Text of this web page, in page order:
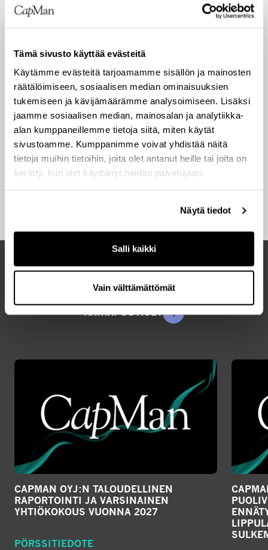
Tämä sivusto käyttää evästeitä
Käytämme evästeitä tarjoamamme sisällön ja mainosten
räätälöimiseen, sosiaalisen median ominaisuuksien
tukemiseen ja kävijämäärämme analysoimiseen. Lisäksi
jaamme sosiaalisen median, mainosalan ja analytiikka-
alan kumppaneillemme tietoja siitä, miten käytät
sivustoamme. Kumppanimme voivat yhdistää näitä
tietoja muihin tietoihin, joita olet antanut heille tai joita on
kerätty, kun olet käyttänyt heidän palvelujaan.
Näytä tiedot
Salli kaikki
Vain välttämättömät
CapMan-konserni on yksi Pohjoismaiden ja
euron pääomat. CapManilla on viisi keskeistä
sijoitusaluetta eli Buyout, Russia, Credit, Public
Market ja Real Estate, joista jokaisesta vastaa
oma yrittäjähenkinen sijoitustiimi. Kullakin
sijoitusalueella on omat erikoistuneet rahastot.
CapManin palveluksessa on noin 100
ammattilaista Helsingissä, Tukholmassa,
Oslossa, Moskovassa ja Luxemburgissa. CapMan
Helsingin pörssissä vuodesta 2001.
Uusimmat artikkelit
KAIKKI UUTISET
CAPMAN OYJ:N TALOUDELLINEN
RAPORTOINTI JA VARSINAINEN
YHTIÖKOKOUS VUONNA 2027
PÖRSSITIEDOTE